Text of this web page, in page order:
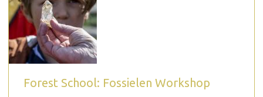
Forest School: Fossielen Workshop